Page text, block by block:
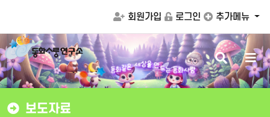
회원가입 로그인 추가메뉴
동화같은 세상을 만드는 동화사랑
검
색
버
튼
메
뉴
버
튼
보도자료